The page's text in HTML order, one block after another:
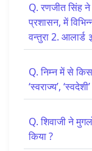
Q. रणजीत सिंह
प्रशासन, में
वन्तुरा 2. आलार्ड
Q. निम्न में से
‘स्वराज्य’,
Q. शिवाजी ने
किया ?